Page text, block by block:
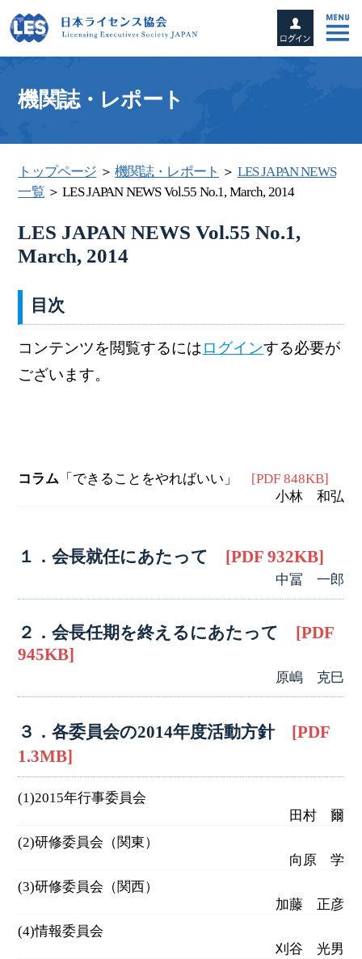
機関誌・レポート
トップページ ＞ 機関誌・レポート ＞ LES JAPAN NEWS
一覧＞ LES JAPAN NEWS Vol.55 No.1, March, 2014
LES JAPAN NEWS Vol.55 No.1,
March, 2014
目次
コンテンツを閲覧するにはログインする必要が
ございます。
コラム 「できることをやればいい」
[PDF 848KB]
小林 和弘
１．会長就任にあたって [PDF 932KB]
中冨 一郎
２．会長任期を終えるにあたって
[PDF
945KB]
原嶋 克巳
３．各委員会の2014年度活動方針[PDF
1.3MB]
(1)2015年行事委員会
田村 爾
(2)研修委員会（関東）
向原 学
(3)研修委員会（関西）
加藤 正彦
(4)情報委員会
刈谷 光男